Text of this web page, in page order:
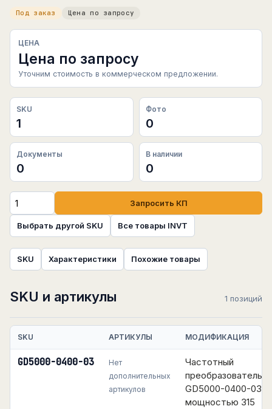
Под заказ Цена по запросу
ЦЕНА
Цена по запросу
Уточним стоимость в коммерческом предложении.
SKU
1
Фото
0
Документы
0
В наличии
0
Запросить КП
Выбрать другой SKU Все товары INVT
SKU Характеристики Похожие товары
SKU и артикулы 1 позиций
SKU АРТИКУЛЫ МОДИФИКАЦИЯ
GD5000-0400-03
Нет
дополнительных
артикулов
Частотный
преобразователь
GD5000-0400-03
мощностью 315